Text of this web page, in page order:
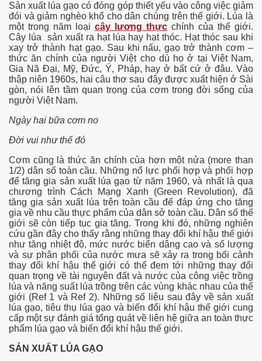
Sản xuất lúa gạo có đóng góp thiết yếu vào công việc giảm
đói và giảm nghèo khổ cho dân chúng trên thế giới. Lúa là
một trong năm loại cây lương thực chính của thế giới.
Cây lúa sản xuất ra hạt lúa hay hạt thóc. Hạt thóc sau khi
xay trở thành hạt gạo. Sau khi nấu, gạo trở thành cơm –
thức ăn chính của người Việt cho dù họ ở tại Việt Nam,
Gia Nã Đại, Mỹ, Đức, Ý, Pháp, hay ở bất cứ ở đâu. Vào
thập niên 1960s, hai câu thơ sau đây được xuất hiện ở Sài
gòn, nói lên tầm quan trọng của cơm trong đời sống của
người Việt Nam.
Ngày hai bữa cơm no
Đời vui như thế đó
Cơm cũng là thức ăn chính của hơn một nửa (more than
1/2) dân số toàn cầu. Những nổ lực phối hợp và phối hợp
để tăng gia sản xuất lúa gạo từ năm 1960, và nhất là qua
chương trình Cách Mạng Xanh (Green Revolution), đã
tăng gia sản xuất lúa trên toàn cầu để đáp ứng cho tăng
gia về nhu cầu thực phẩm của dân sở toàn cầu. Dân số thế
giới sẽ còn tiếp tục gia tăng. Trong khi đó, những nghiên
cứu gần đây cho thấy rằng những thay đổi khí hậu thế giới
như tăng nhiệt độ, mức nước biển dâng cao và số lượng
và sự phân phối của nước mưa sẽ xảy ra trong bối cảnh
thay đổi khí hậu thế giới có thể đem tới những thay đổi
quan trọng về tài nguyên đất và nước của công việc trồng
lúa và năng suất lúa trồng trên các vùng khác nhau của thế
giới (Ref 1 và Ref 2). Những số liệu sau đây về sản xuất
lúa gạo, tiêu thụ lúa gạo và biến đổi khí hậu thế giới cung
cấp một sự đánh giá tổng quát về liên hệ giữa an toàn thực
phẩm lúa gạo và biến đổi khí hậu thế giới.
SẢN XUẤT LÚA GẠO
và FAO
Việt
Covid-19